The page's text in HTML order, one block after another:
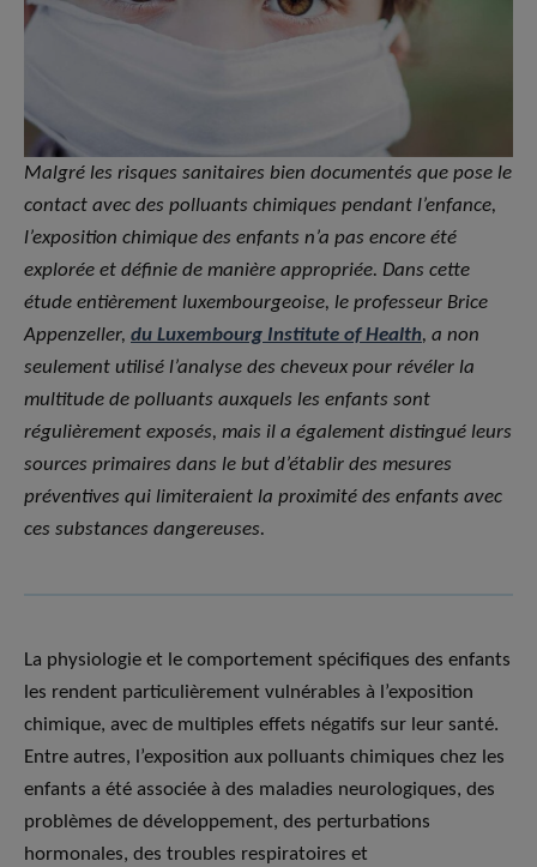
Malgré les risques sanitaires bien documentés que pose le
contact avec des polluants chimiques pendant l’enfance,
l’exposition chimique des enfants n’a pas encore été
explorée et définie de manière appropriée. Dans cette
étude entièrement luxembourgeoise, le professeur Brice
Appenzeller, du Luxembourg Institute of Health, a non
seulement utilisé l’analyse des cheveux pour révéler la
multitude de polluants auxquels les enfants sont
régulièrement exposés, mais il a également distingué leurs
sources primaires dans le but d’établir des mesures
préventives qui limiteraient la proximité des enfants avec
ces substances dangereuses.
La physiologie et le comportement spécifiques des enfants
les rendent particulièrement vulnérables à l’exposition
chimique, avec de multiples effets négatifs sur leur santé.
Entre autres, l’exposition aux polluants chimiques chez les
enfants a été associée à des maladies neurologiques, des
problèmes de développement, des perturbations
hormonales, des troubles respiratoires et